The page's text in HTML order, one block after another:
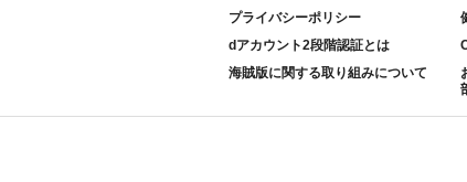
プライバシーポリシー
dアカウント2段階認証とは
海賊版に関する取り組みについて